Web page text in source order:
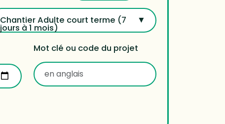
Chantier Adulte court terme (7
jours à 1 mois)
Mot clé ou code du projet